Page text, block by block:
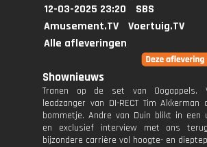
12-03-2025 23:20
SBS
Amusement.TV
Voertuig.TV
Alle afleveringen
Shownieuws
Tranen op de set van Oogappels.
leadzanger van DI-RECT Tim Akkerman
bommetje. Andre van Duin blikt in een
en exclusief interview met ons
bijzondere carrière vol hoogte- en